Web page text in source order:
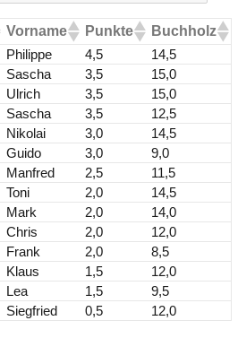
Vorname Punkte
Buchholz
Philippe 4,5
14,5
Sascha 3,5
15,0
Ulrich 3,5
15,0
Sascha 3,5
12,5
Nikolai 3,0
14,5
Guido 3,0
9,0
Manfred 2,5
11,5
Toni 2,0
14,5
Mark 2,0
14,0
Chris 2,0
12,0
Frank 2,0
8,5
Klaus 1,5
12,0
Lea 1,5
9,5
Siegfried 0,5 12,0